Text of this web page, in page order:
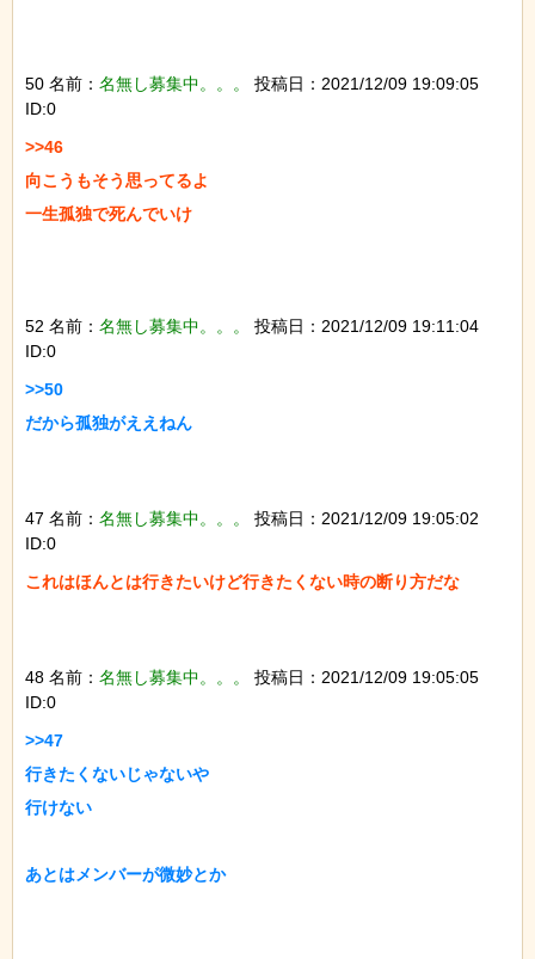
50 名前： 名無し募集中。。。
投稿日：2021/12/09 19:09:05
ID:0
>>46
向こうもそう思ってるよ
一生孤独で死んでいけ
52 名前： 名無し募集中。。。
投稿日：2021/12/09 19:11:04
ID:0
>>50
だから孤独がええねん
47 名前： 名無し募集中。。。
投稿日：2021/12/09 19:05:02
ID:0
これはほんとは行きたいけど行きたくない時の断り方だな
48 名前： 名無し募集中。。。
投稿日：2021/12/09 19:05:05
ID:0
>>47
行きたくないじゃないや
行けない
あとはメンバーが微妙とか